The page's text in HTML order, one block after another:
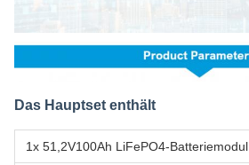
Das Hauptset enthält
1x 51,2V100Ah LiFePO4-Batteriemodul